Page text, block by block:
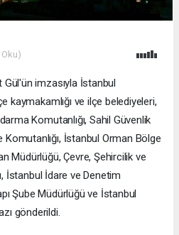
imzasıyla İstanbul
kaymakamlığı ve ilçe belediyeleri,
Komutanlığı, Sahil Güvenlik
İstanbul Orman Bölge
Müdürlüğü, Çevre, Şehircilik ve
İstanbul İdare ve Denetim
Şube Müdürlüğü ve İstanbul
gönderildi.